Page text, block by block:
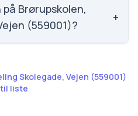
5, nummer 1369 ud af
på elevernes egne
Brørupskolen,
(559001)?
+
Skolegade, Vejen (559001)
til liste